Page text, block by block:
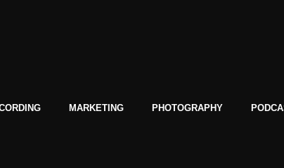
MARKETING PHOTOGRAPHY